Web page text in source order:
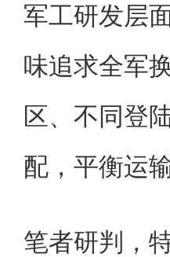
军工研发层
味追求全军
区、不同登
配，平衡运
笔者研判，